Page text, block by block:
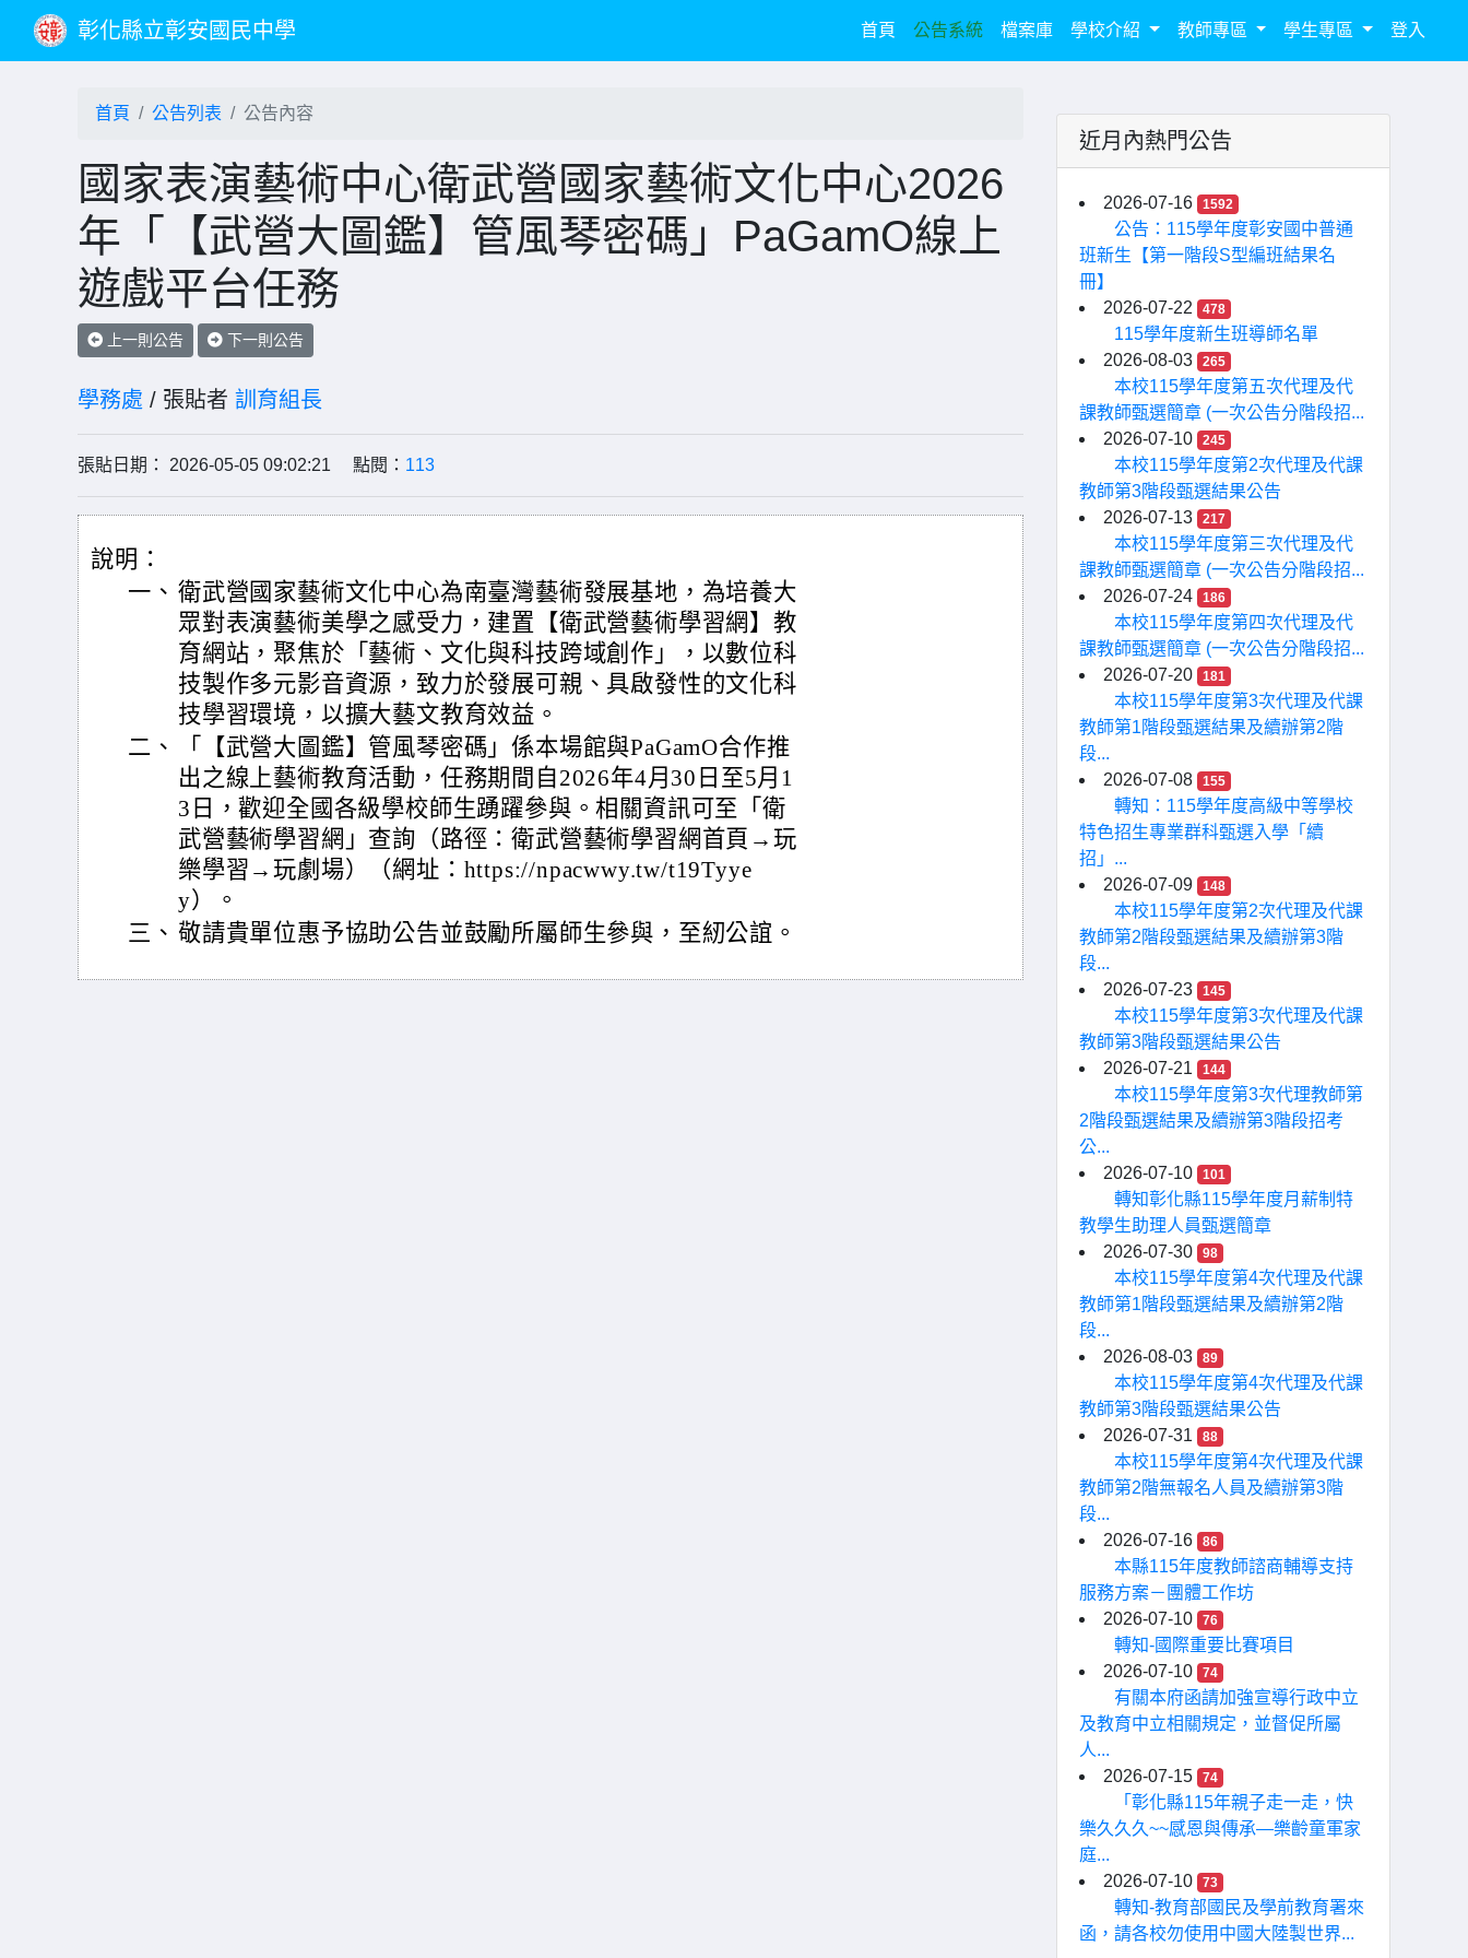
彰化縣立彰安國民中學 首頁(current)
公告系統 檔案庫 學校介紹 教師專區 學生專區 登入
首頁 公告列表 公告內容
國家表演藝術中心衛武營國家藝術文化中心2026
年「【武營大圖鑑】管風琴密碼」PaGamO線上
遊戲平台任務
上一則公告 下一則公告
學務處 / 張貼者 訓育組長
張貼日期： 2026-05-05 09:02:21 點閱： 113
說明：
一、 衛武營國家藝術文化中心為南臺灣藝術發展基地，為培養大
眾對表演藝術美學之感受力，建置【衛武營藝術學習網】教
育網站，聚焦於「藝術、文化與科技跨域創作」，以數位科
技製作多元影音資源，致力於發展可親、具啟發性的文化科
技學習環境，以擴大藝文教育效益。
二、
「【武營大圖鑑】管風琴密碼」係本場館與PaGamO合作推
出之線上藝術教育活動，任務期間自2026年4月30日至5月1
3日，歡迎全國各級學校師生踴躍參與。相關資訊可至「衛
武營藝術學習網」查詢（路徑：衛武營藝術學習網首頁→玩
樂學習→玩劇場）（網址：https://npacwwy.tw/t19Tyye
y）。
三、 敬請貴單位惠予協助公告並鼓勵所屬師生參與，至紉公誼。
近月內熱門公告
2026-07-16 1592
公告：115學年度彰安國中普通
班新生【第一階段S型編班結果名
冊】
2026-07-22
478
115學年度新生班導師名單
2026-08-03
265
本校115學年度第五次代理及代
課教師甄選簡章 (一次公告分階段招...
2026-07-10
245
本校115學年度第2次代理及代課
教師第3階段甄選結果公告
2026-07-13
217
本校115學年度第三次代理及代
課教師甄選簡章 (一次公告分階段招...
2026-07-24
186
本校115學年度第四次代理及代
課教師甄選簡章 (一次公告分階段招...
2026-07-20
181
本校115學年度第3次代理及代課
教師第1階段甄選結果及續辦第2階
段...
2026-07-08
155
轉知：115學年度高級中等學校
特色招生專業群科甄選入學「續
招」...
2026-07-09
148
本校115學年度第2次代理及代課
教師第2階段甄選結果及續辦第3階
段...
2026-07-23
145
本校115學年度第3次代理及代課
教師第3階段甄選結果公告
2026-07-21
144
本校115學年度第3次代理教師第
2階段甄選結果及續辦第3階段招考
公...
2026-07-10
101
轉知彰化縣115學年度月薪制特
教學生助理人員甄選簡章
2026-07-30
98
本校115學年度第4次代理及代課
教師第1階段甄選結果及續辦第2階
段...
2026-08-03
89
本校115學年度第4次代理及代課
教師第3階段甄選結果公告
2026-07-31
88
本校115學年度第4次代理及代課
教師第2階無報名人員及續辦第3階
段...
2026-07-16
86
本縣115年度教師諮商輔導支持
服務方案－團體工作坊
2026-07-10
76
轉知-國際重要比賽項目
2026-07-10
74
有關本府函請加強宣導行政中立
及教育中立相關規定，並督促所屬
人...
2026-07-15
74
「彰化縣115年親子走一走，快
樂久久久~~感恩與傳承—樂齡童軍家
庭...
2026-07-10
73
轉知-教育部國民及學前教育署來
函，請各校勿使用中國大陸製世界...